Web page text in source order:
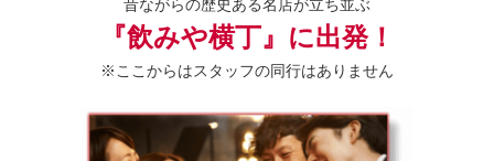
昔ながらの歴史ある名店が立ち並ぶ
『飲みや横丁』に出発！
※ここからはスタッフの同行はありません